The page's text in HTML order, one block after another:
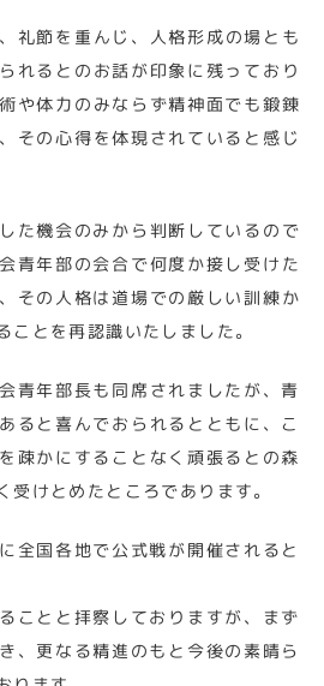
礼節を重んじ、人格形成の場とも
れるとのお話が印象に残っており
や体力のみならず精神面でも鍛錬
その心得を体現されていると感じ
た機会のみから判断しているので
青年部の会合で何度か接し受けた
その人格は道場での厳しい訓練か
ことを再認識いたしました。
青年部長も同席されましたが、青
ると喜んでおられるとともに、こ
疎かにすることなく頑張るとの森
受けとめたところであります。
全国各地で公式戦が開催されると
ことと拝察しておりますが、まず
、更なる精進のもと今後の素晴ら